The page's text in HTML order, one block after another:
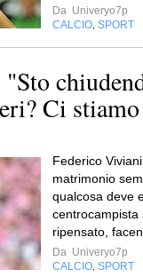
Da Univeryo7p
CALCIO SPORT
Ci
Federico
matrimonio
qualcosa deve
centrocampista
ripensato,
Da Univeryo7p
CALCIO SPORT